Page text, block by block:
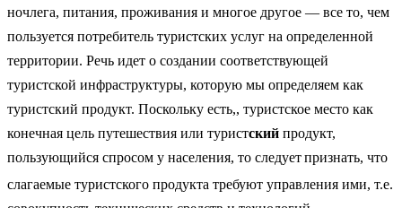
ночлега, питания, проживания и многое другое — все то, чем
пользуется потребитель туристских услуг на определенной
территории. Речь идет о создании соответствующей
туристской инфраструктуры, которую мы определяем как
туристский продукт. Поскольку есть,, туристское место как
конечная цель путешествия или туристский продукт,
пользующийся спросом у населения, то следуетпризнать, что
слагаемые туристского продукта требуют управления ими, т.е.